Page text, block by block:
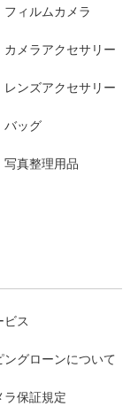
フィルムカメラ
カメラアクセサリー
レンズアクセサリー
バッグ
写真整理用品
ビス
ングローンについて
ラ保証規定